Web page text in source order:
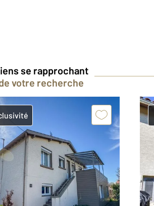
se rapprochant
votre recherche